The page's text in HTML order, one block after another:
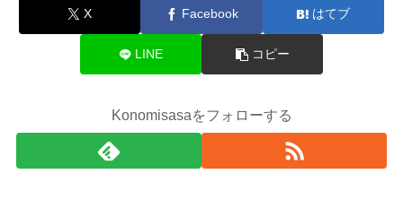
X Facebook はてブ
LINE コピー
Konomisasaをフォローする